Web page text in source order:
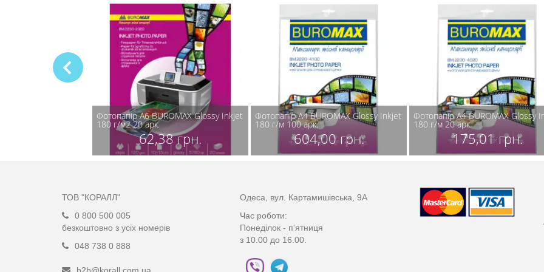
Фотопапір А6 BUROMAX Glossy Inkjet
180 г/м2 20 арк.
62,38 грн.
Фотопапір А4 BUROMAX Glossy Inkjet
180 г/м 100 арк.
604,00 грн.
Фотопапір А4 BUROMAX Glossy
180 г/м 20 арк.
175,01 грн.
ТОВ "КОРАЛЛ"
0 800 500 005
безкоштовно з усіх номерів
048 738 0 888
Одеса, вул. Картамишівська, 9А
Час роботи:
Понеділок - п'ятниця
з 10.00 до 16.00.